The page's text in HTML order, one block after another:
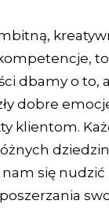
dbamy o to,
dobre
klientom.
się
poszerzania